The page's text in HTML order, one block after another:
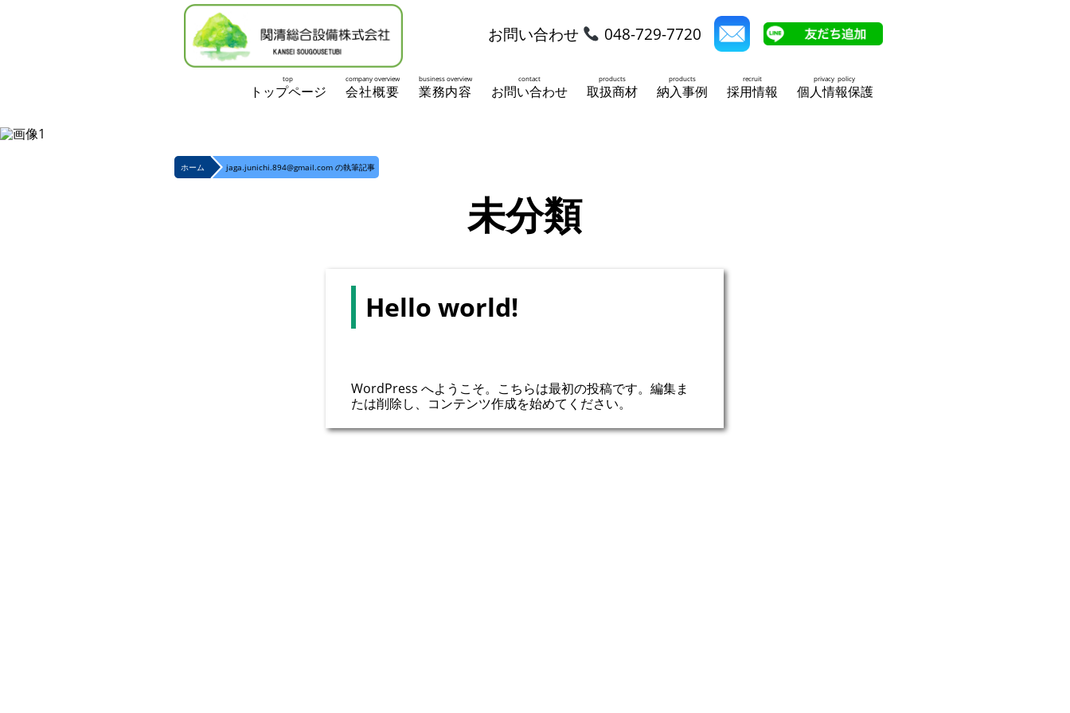
お問い合わせ 048-729-7720
トップページ
top
会社概要
company overview
業務内容
business overview
お問い合わせ
contact
取扱商材
products
納入事例
products
採用情報
recruit
個人情報保護
privacy policy
ホーム jaga.junichi.894@gmail.com の執筆記事
未分類
Hello world!
WordPress へようこそ。こちらは最初の投稿です。編集ま
たは削除し、コンテンツ作成を始めてください。